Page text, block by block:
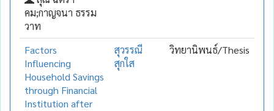
คม;กาญจนา ธรรม
วาท
Factors
Influencing
Household Savings
through Financial
Institution after
สุวรรณี
สุกใส
วิทยานิพนธ์/Thesis